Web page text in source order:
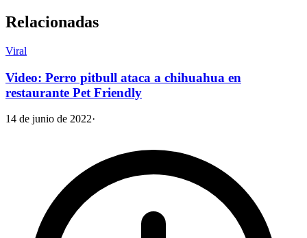
Relacionadas
Viral
Video: Perro pitbull ataca a chihuahua en
restaurante Pet Friendly
14 de junio de 2022·